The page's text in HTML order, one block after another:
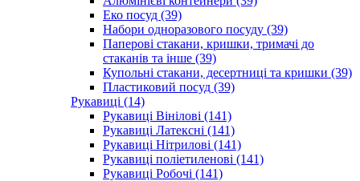
Еко посуд (39)
Набори одноразового посуду (39)
Паперові стакани, кришки, тримачі до
стаканів та інше (39)
Купольні стакани, десертниці та кришки (39)
Пластиковий посуд (39)
Рукавиці (14)
Рукавиці Вінілові (141)
Рукавиці Латексні (141)
Рукавиці Нітрилові (141)
Рукавиці поліетиленові (141)
Рукавиці Робочі (141)